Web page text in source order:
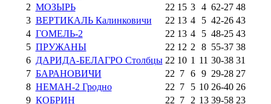
2 МОЗЫРЬ 22 15 3 4 62-27 48
3 ВЕРТИКАЛЬ Калинковичи 22 13 4 5 42-26 43
4 ГОМЕЛЬ-2 22 13 4 5 48-25 43
5 ПРУЖАНЫ 22 12 2 8 55-37 38
6 ДАРИДА-БЕЛАГРО Столбцы 22 10 1 11 30-38 31
7 БАРАНОВИЧИ 22 7 6 9 29-28 27
8 НЕМАН-2 Гродно 22 7 5 10 26-40 26
9 КОБРИН 22 7 2 13 39-58 23